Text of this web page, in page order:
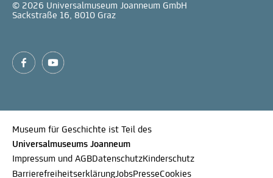
© 2026 Universalmuseum Joanneum GmbH
Sackstraße 16, 8010 Graz
Museum für Geschichte ist Teil des
Universalmuseums Joanneum
Impressum und AGBDatenschutzKinderschutz
BarrierefreiheitserklärungJobsPresseCookies